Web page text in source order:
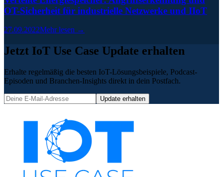
OT-Sicherheit für industrielle Netzwerke und IIoT
27.09.2022Mehr lesen →
Jetzt IoT Use Case Update erhalten
Erhalte regelmäßig die besten IoT-Lösungsbeispiele, Podcast-
Episoden und Branchen-Insights direkt in dein Postfach.
Update erhalten